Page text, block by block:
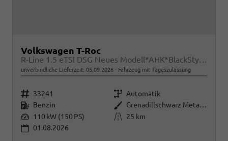
Volkswagen T-Roc
R-Line 1.5 eTSI DSG Neues Modell*AHK*BlackStyle*Matrix*19"*Android Auto*EasyOpen*SHZ*Kamera*ParkAsstPro*ACC*Keyless
unverbindliche Lieferzeit: 05.09.2026 Fahrzeug mit Tageszulassung
Fahrzeugnr. 33241 Getriebe Automatik
Kraftstoff Benzin Außenfarbe
Grenadillschwarz Metallic
Leistung 110 kW (150 PS) Kilometerstand
25 km
01.08.2026